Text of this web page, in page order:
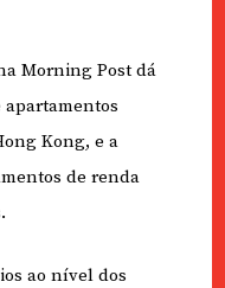
Morning Post dá
Kong, e a
de renda
ao nível dos